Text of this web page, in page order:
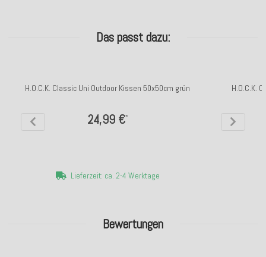
Bewertungen
Das passt dazu:
H.O.C.K. Classic Uni Outdoor Kissen 50x50cm grün
24,99 €*
Lieferzeit: ca. 2-4 Werktage
H.O.C.K.